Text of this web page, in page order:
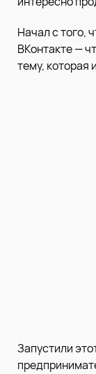
Начал с того,
ВКонтакте —
тему, которая
Запустили